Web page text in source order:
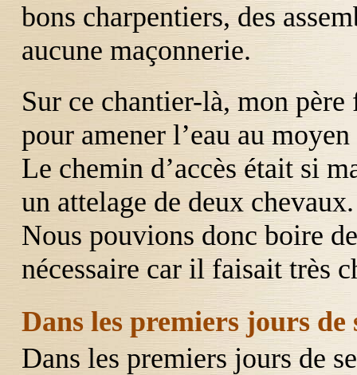
bons charpentiers, des
aucune maçonnerie.
Sur ce chantier-là, mon
pour amener l’eau au
Le chemin d’accès était si
un attelage de deux chevaux.
Nous pouvions donc boire
nécessaire car il faisait très
Dans les premiers jours de
Dans les premiers jours de